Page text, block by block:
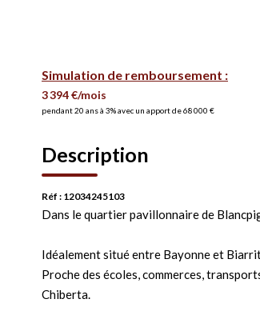
Simulation de remboursement :
3 394 €/mois
pendant 20 ans à 3% avec un apport de 68 000 €
Description
Réf : 12034245103
Dans le quartier pavillonnaire de
Idéalement situé entre Bayonne et
Proche des écoles, commerces,
Chiberta.